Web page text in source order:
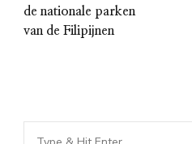
de nationale parken
van de Filipijnen
Looking